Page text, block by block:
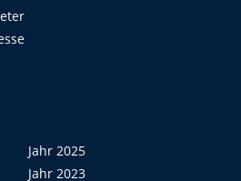
Jahr 2025
Jahr 2023